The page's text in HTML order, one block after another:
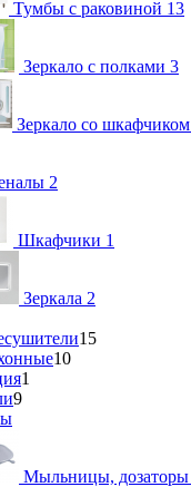
Тумбы с раковиной 13
Зеркало с полками 3
Зеркало со шкафчиком
2
Шкафчики 1
Зеркала 2
15
10
1
9
Мыльницы, дозаторы